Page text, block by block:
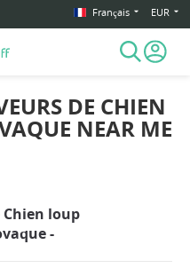
Français EUR
DE CHIEN
NEAR ME
Chien loup
-